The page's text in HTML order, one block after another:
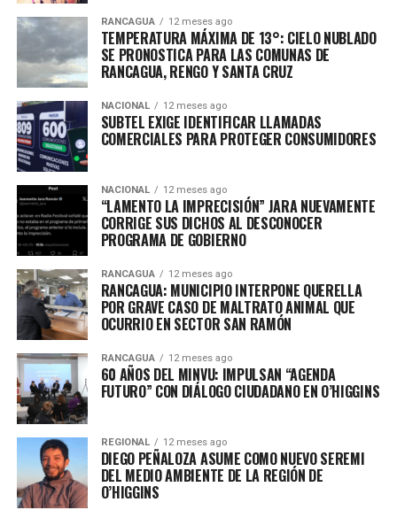
RANCAGUA 12 meses ago
TEMPERATURA MÁXIMA DE 13°: CIELO NUBLADO
SE PRONOSTICA PARA LAS COMUNAS DE
RANCAGUA, RENGO Y SANTA CRUZ
NACIONAL 12 meses ago
SUBTEL EXIGE IDENTIFICAR LLAMADAS
COMERCIALES PARA PROTEGER CONSUMIDORES
NACIONAL 12 meses ago
“LAMENTO LA IMPRECISIÓN” JARA NUEVAMENTE
CORRIGE SUS DICHOS AL DESCONOCER
PROGRAMA DE GOBIERNO
RANCAGUA 12 meses ago
RANCAGUA: MUNICIPIO INTERPONE QUERELLA
POR GRAVE CASO DE MALTRATO ANIMAL QUE
OCURRIO EN SECTOR SAN RAMÓN
RANCAGUA 12 meses ago
60 AÑOS DEL MINVU: IMPULSAN “AGENDA
FUTURO” CON DIÁLOGO CIUDADANO EN O’HIGGINS
REGIONAL 12 meses ago
DIEGO PEÑALOZA ASUME COMO NUEVO SEREMI
DEL MEDIO AMBIENTE DE LA REGIÓN DE
O’HIGGINS